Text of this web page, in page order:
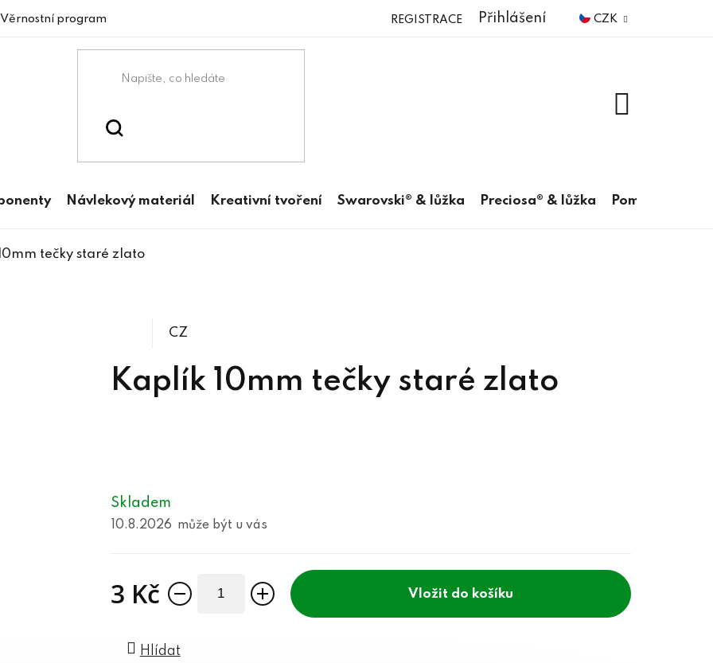
Věrnostní program CZK
Přihlášení
REGISTRACE
Návlekový materiál Kreativní tvoření Swarovski® & lůžka Preciosa® & lůžka Pomůcky
tečky staré zlato
Kaplík 10mm tečky staré zlato
CZ
Skladem
10.8.2026
3 Kč do košíku
Hlídat